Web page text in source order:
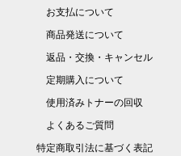
お支払について
商品発送について
返品・交換・キャンセル
定期購入について
使用済みトナーの回収
よくあるご質問
特定商取引法に基づく表記